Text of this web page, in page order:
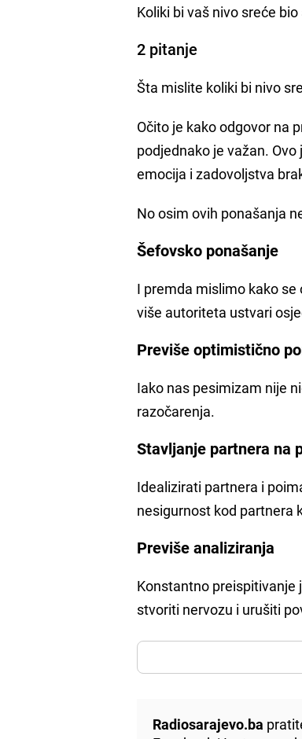
Koliki bi vaš nivo sreće
2 pitanje
Šta mislite koliki bi nivo
Očito je kako odgovor na
podjednako je važan.
emocija i zadovoljstva
No osim ovih ponašanja
Šefovsko ponašanje
I premda mislimo kako
više autoriteta ustvari
Previše optimistično
Iako nas pesimizam nije
razočarenja.
Stavljanje partnera na
Idealizirati partnera i
nesigurnost kod partnera
Previše analiziranja
Konstantno preispitivanje
stvoriti nervozu i urušiti
Radiosarajevo.ba